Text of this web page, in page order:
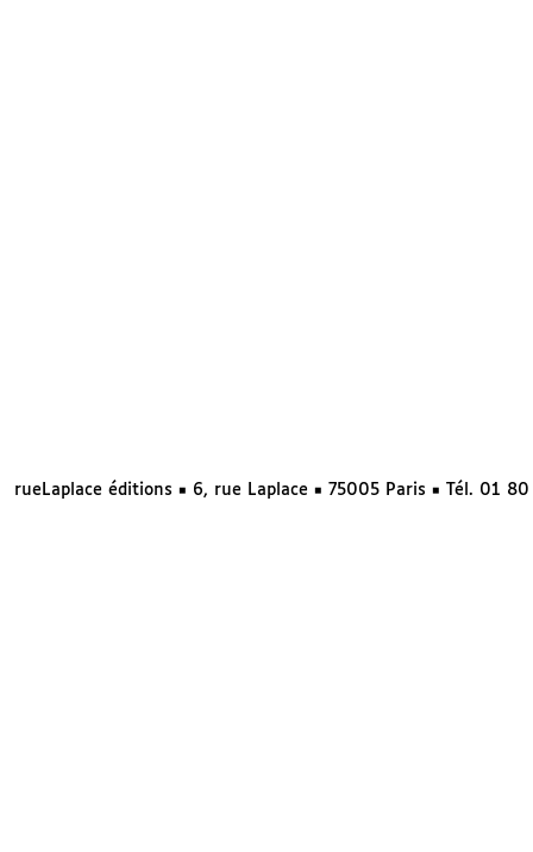
rueLaplace éditions ◼ 6, rue Laplace ◼ 75005 Paris ◼ Tél. 01